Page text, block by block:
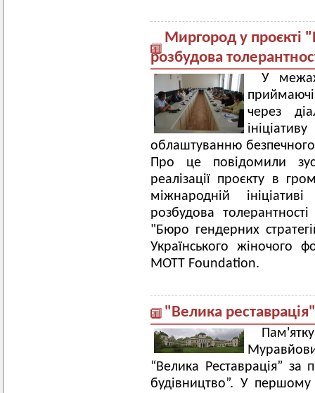
Миргород у проєкті
розбудова
У
через
облаштуванню
Про це повідомили
реалізації проєкту в
міжнародній
розбудова
"Бюро гендерних
Українського жіночого
MOTT Foundation.
"Велика
“Велика Реставрація”
будівництво”. У першому